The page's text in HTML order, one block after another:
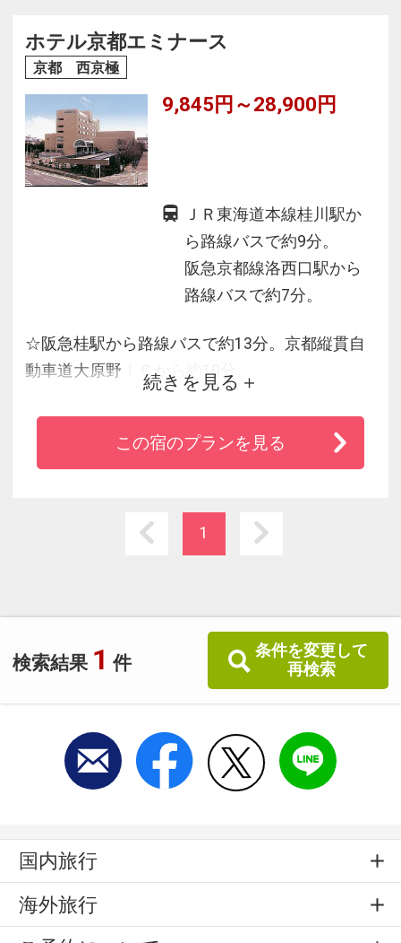
検索結果 1 件
条件を変更して
再検索
ホテル京都エミナース
京都 西京極
9,845円～28,900円
ＪＲ東海道本線桂川駅か
ら路線バスで約9分。
阪急京都線洛西口駅から
路線バスで約7分。
☆阪急桂駅から路線バスで約13分。京都縦貫自
動車道大原野ＩＣから約10分。
★嵐山地区までお車で約30分。
※お知らせ※
お手数ですがお客様ご自身で敷いて頂きすので
何卒ご理解をお願いいたします。
続きを見る
この宿のプランを見る
1
国内旅行
海外旅行